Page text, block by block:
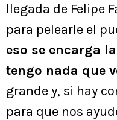
llegada de Felipe
para pelearle el
eso se encarga
tengo nada que
grande y, si hay
para que nos